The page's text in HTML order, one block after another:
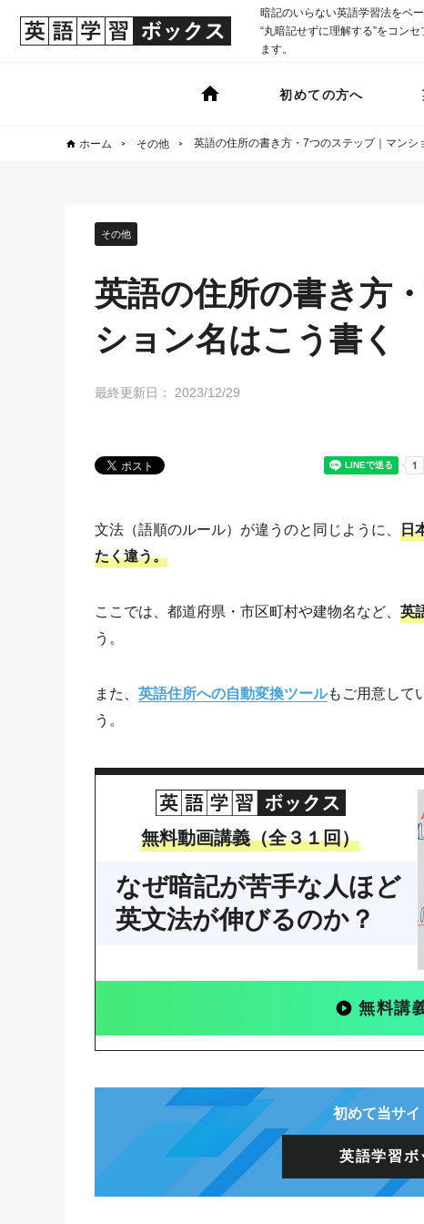
暗記のいらない英語学習法をベ
“丸暗記せずに理解する”をコン
ます。
初めての方へ
ホーム その他 英語の住所の書き方・7つのステップ｜マンシ
英語の住所の書き方
ション名はこう書く
その他
最終更新日： 2023/12/29
文法（語順のルール）が違うのと同じように、 日
たく違う。
ここでは、都道府県・市区町村や建物名など、 英
う。
また、 英語住所への自動変換ツールもご用意して
う。
無料動画講義（全３１回）
なぜ暗記が苦手な人ほど
英文法が伸びるのか？
無料講
初めて当サ
英語学習ボ